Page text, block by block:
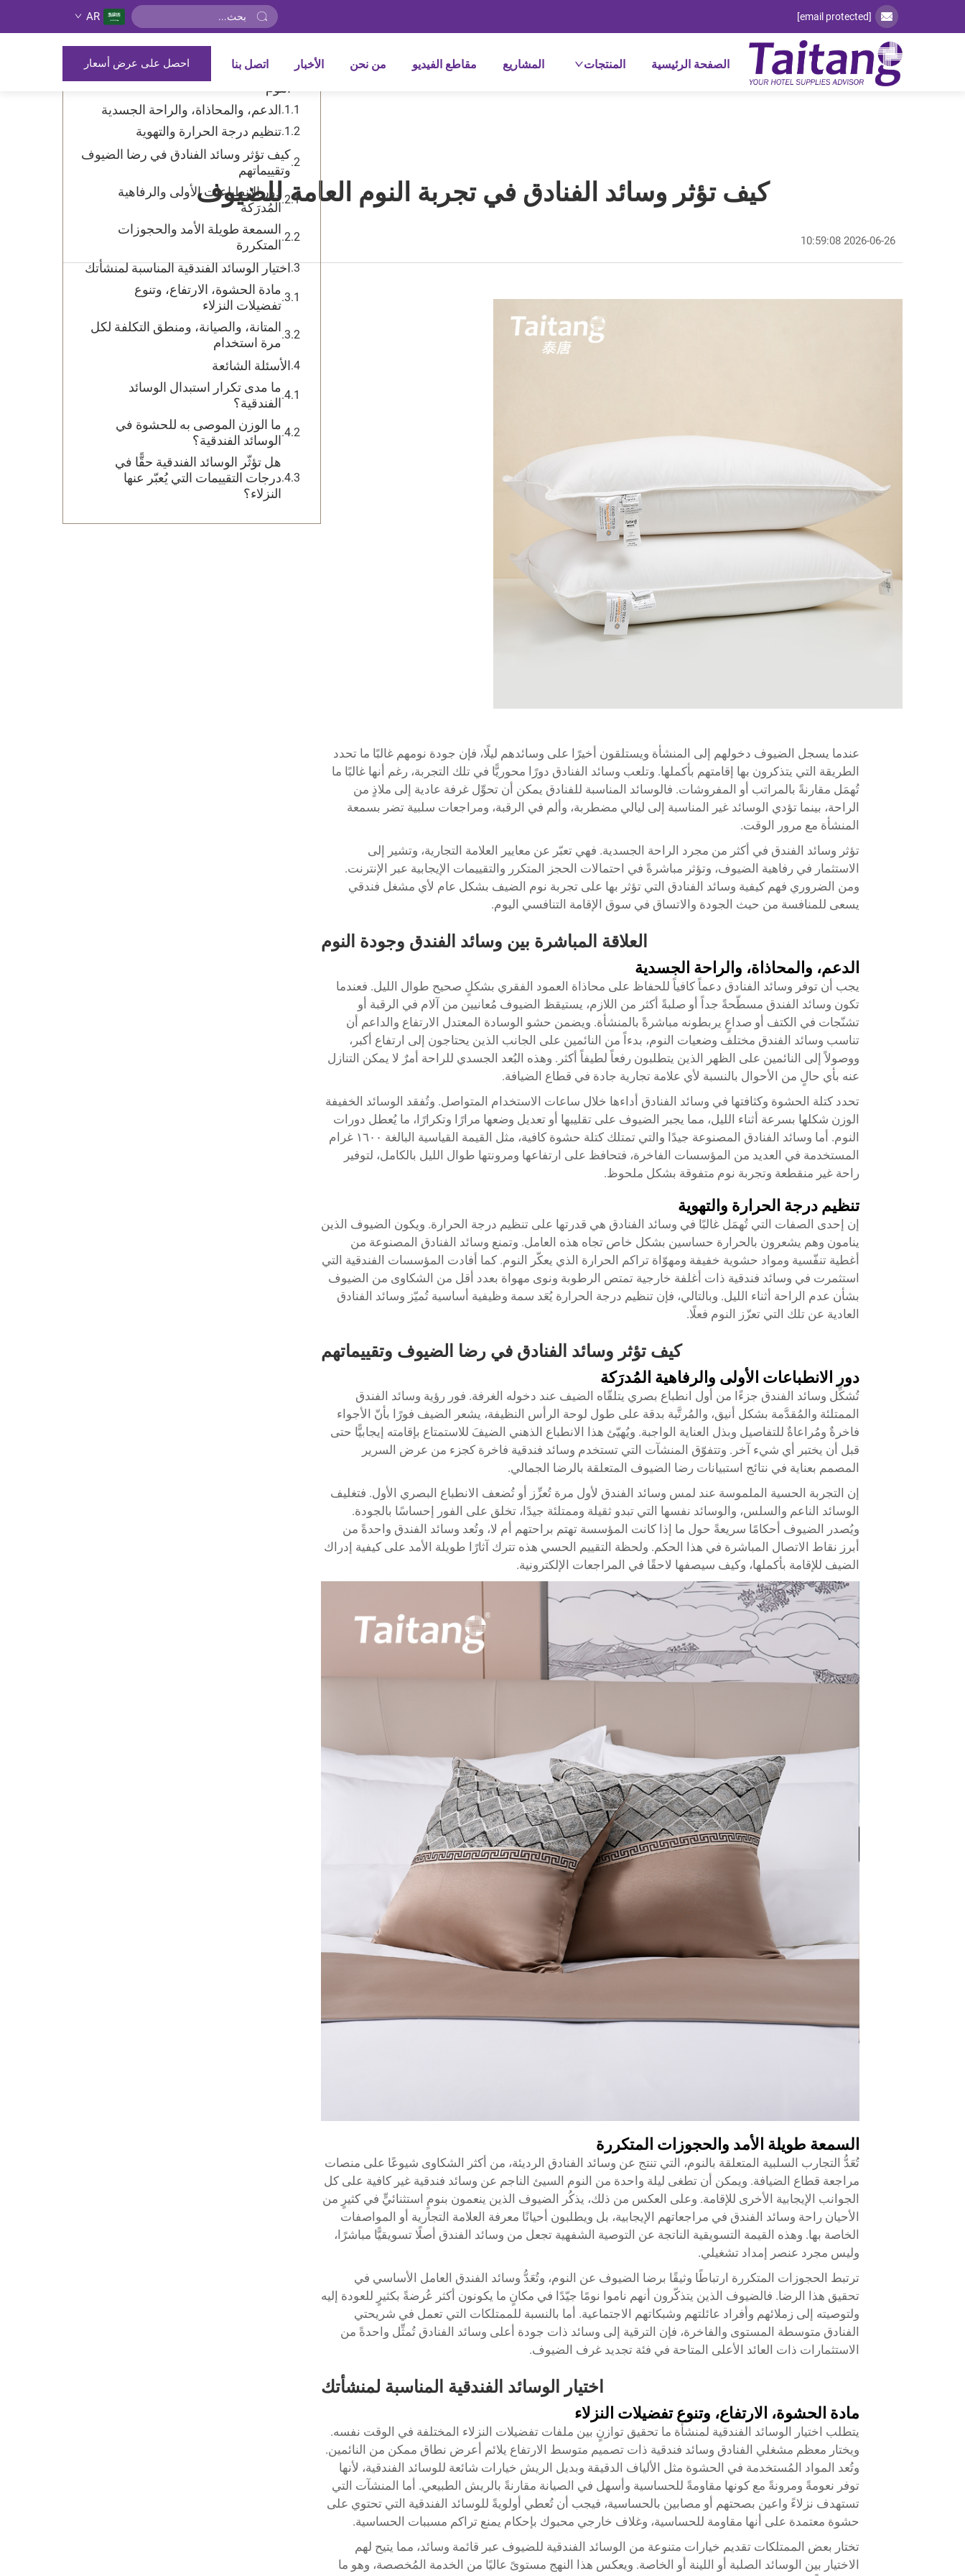
[email protected]
AR
الصفحة الرئيسية المنتجات المشاريع مقاطع الفيديو من نحن الأخبار اتصل بنا احصل على عرض أسعار
كيف تؤثر وسائد الفنادق في تجربة النوم العامة للضيوف
2026-06-26 10:59:08
عندما يسجل الضيوف دخولهم إلى المنشأة ويستلقون أخيرًا على وسائدهم ليلًا، فإن جودة نومهم غالبًا ما تحدد
الطريقة التي يتذكرون بها إقامتهم بأكملها. وتلعب وسائد الفنادق دورًا محوريًّا في تلك التجربة، رغم أنها غالبًا ما
تُهمَل مقارنةً بالمراتب أو المفروشات. فالوسائد المناسبة للفنادق يمكن أن تحوِّل غرفة عادية إلى ملاذٍ من
الراحة، بينما تؤدي الوسائد غير المناسبة إلى ليالي مضطربة، وألم في الرقبة، ومراجعات سلبية تضر بسمعة
المنشأة مع مرور الوقت.
تؤثر وسائد الفندق في أكثر من مجرد الراحة الجسدية. فهي تعبّر عن معايير العلامة التجارية، وتشير إلى
الاستثمار في رفاهية الضيوف، وتؤثر مباشرةً في احتمالات الحجز المتكرر والتقييمات الإيجابية عبر الإنترنت.
ومن الضروري فهم كيفية وسائد الفنادق التي تؤثر بها على تجربة نوم الضيف بشكل عام لأي مشغل فندقي
يسعى للمنافسة من حيث الجودة والاتساق في سوق الإقامة التنافسي اليوم.
العلاقة المباشرة بين وسائد الفندق وجودة النوم
الدعم، والمحاذاة، والراحة الجسدية
يجب أن توفر وسائد الفنادق دعماً كافياً للحفاظ على محاذاة العمود الفقري بشكلٍ صحيح طوال الليل. فعندما
تكون وسائد الفندق مسطّحةً جداً أو صلبةً أكثر من اللازم، يستيقظ الضيوف مُعانيين من آلام في الرقبة أو
تشنّجات في الكتف أو صداعٍ يربطونه مباشرةً بالمنشأة. ويضمن حشو الوسادة المعتدل الارتفاع والداعم أن
تناسب وسائد الفندق مختلف وضعيات النوم، بدءاً من النائمين على الجانب الذين يحتاجون إلى ارتفاع أكبر،
ووصولاً إلى النائمين على الظهر الذين يتطلبون رفعاً لطيفاً أكثر. وهذه البُعد الجسدي للراحة أمرٌ لا يمكن التنازل
عنه بأي حالٍ من الأحوال بالنسبة لأي علامة تجارية جادة في قطاع الضيافة.
تحدد كتلة الحشوة وكثافتها في وسائد الفنادق أداءها خلال ساعات الاستخدام المتواصل. وتُفقد الوسائد الخفيفة
الوزن شكلها بسرعة أثناء الليل، مما يجبر الضيوف على تقليبها أو تعديل وضعها مرارًا وتكرارًا، ما يُعطل دورات
النوم. أما وسائد الفنادق المصنوعة جيدًا والتي تمتلك كتلة حشوة كافية، مثل القيمة القياسية البالغة ١٦٠٠ غرام
المستخدمة في العديد من المؤسسات الفاخرة، فتحافظ على ارتفاعها ومرونتها طوال الليل بالكامل، لتوفير
راحة غير منقطعة وتجربة نوم متفوقة بشكل ملحوظ.
تنظيم درجة الحرارة والتهوية
إن إحدى الصفات التي تُهمَل غالبًا في وسائد الفنادق هي قدرتها على تنظيم درجة الحرارة. ويكون الضيوف الذين
ينامون وهم يشعرون بالحرارة حساسين بشكل خاص تجاه هذه العامل. وتمنع وسائد الفنادق المصنوعة من
أغطية تنفّسية ومواد حشوية خفيفة ومهوّاة تراكم الحرارة الذي يعكّر النوم. كما أفادت المؤسسات الفندقية التي
استثمرت في وسائد فندقية ذات أغلفة خارجية تمتص الرطوبة ونوى مهواة بعدد أقل من الشكاوى من الضيوف
بشأن عدم الراحة أثناء الليل. وبالتالي، فإن تنظيم درجة الحرارة يُعَد سمة وظيفية أساسية تُميّز وسائد الفنادق
العادية عن تلك التي تعزّز النوم فعلًا.
كيف تؤثر وسائد الفنادق في رضا الضيوف وتقييماتهم
دور الانطباعات الأولى والرفاهية المُدرَكة
تُشكِّل وسائد الفندق جزءًا من أول انطباع بصري يتلقّاه الضيف عند دخوله الغرفة. فور رؤية وسائد الفندق
الممتلئة والمُقدَّمة بشكل أنيق، والمُرتَّبة بدقة على طول لوحة الرأس النظيفة، يشعر الضيف فورًا بأنّ الأجواء
فاخرةٌ ومُراعاةٌ للتفاصيل وبذل العناية الواجبة. ويُهيّئ هذا الانطباع الذهني الضيفَ للاستمتاع بإقامته إيجابيًّا حتى
قبل أن يختبر أي شيء آخر. وتتفوّق المنشآت التي تستخدم وسائد فندقية فاخرة كجزء من عرض السرير
المصمم بعناية في نتائج استبيانات رضا الضيوف المتعلقة بالرضا الجمالي.
إن التجربة الحسية الملموسة عند لمس وسائد الفندق لأول مرة تُعزِّز أو تُضعف الانطباع البصري الأول. فتغليف
الوسائد الناعم والسلس، والوسائد نفسها التي تبدو ثقيلة وممتلئة جيدًا، تخلق على الفور إحساسًا بالجودة.
ويُصدر الضيوف أحكامًا سريعةً حول ما إذا كانت المؤسسة تهتم براحتهم أم لا، وتُعد وسائد الفندق واحدةً من
أبرز نقاط الاتصال المباشرة في هذا الحكم. ولحظة التقييم الحسي هذه تترك آثارًا طويلة الأمد على كيفية إدراك
الضيف للإقامة بأكملها، وكيف سيصفها لاحقًا في المراجعات الإلكترونية.
السمعة طويلة الأمد والحجوزات المتكررة
تُعَدُّ التجارب السلبية المتعلقة بالنوم، التي تنتج عن وسائد الفنادق الرديئة، من أكثر الشكاوى شيوعًا على منصات
مراجعة قطاع الضيافة. ويمكن أن تطغى ليلة واحدة من النوم السيئ الناجم عن وسائد فندقية غير كافية على كل
الجوانب الإيجابية الأخرى للإقامة. وعلى العكس من ذلك، يذكُر الضيوف الذين ينعمون بنومٍ استثنائيٍّ في كثيرٍ من
الأحيان راحة وسائد الفندق في مراجعاتهم الإيجابية، بل ويطلبون أحيانًا معرفة العلامة التجارية أو المواصفات
الخاصة بها. وهذه القيمة التسويقية الناتجة عن التوصية الشفهية تجعل من وسائد الفندق أصلًا تسويقيًّا مباشرًا،
وليس مجرد عنصر إمداد تشغيلي.
ترتبط الحجوزات المتكررة ارتباطًا وثيقًا برضا الضيوف عن النوم، وتُعَدُّ وسائد الفندق العامل الأساسي في
تحقيق هذا الرضا. فالضيوف الذين يتذكّرون أنهم ناموا نومًا جيّدًا في مكانٍ ما يكونون أكثر عُرضةً بكثيرٍ للعودة إليه
ولتوصيته إلى زملائهم وأفراد عائلتهم وشبكاتهم الاجتماعية. أما بالنسبة للممتلكات التي تعمل في شريحتي
الفنادق متوسطة المستوى والفاخرة، فإن الترقية إلى وسائد ذات جودة أعلى وسائد الفنادق تُمثِّل واحدةً من
الاستثمارات ذات العائد الأعلى المتاحة في فئة تجديد غرف الضيوف.
اختيار الوسائد الفندقية المناسبة لمنشأتك
مادة الحشوة، الارتفاع، وتنوع تفضيلات النزلاء
يتطلب اختيار الوسائد الفندقية لمنشأة ما تحقيق توازنٍ بين ملفات تفضيلات النزلاء المختلفة في الوقت نفسه.
ويختار معظم مشغلي الفنادق وسائد فندقية ذات تصميم متوسط الارتفاع يلائم أعرض نطاق ممكن من النائمين.
وتُعد المواد المُستخدمة في الحشوة مثل الألياف الدقيقة وبديل الريش خيارات شائعة للوسائد الفندقية، لأنها
توفر نعومةً ومرونةً مع كونها مقاومةً للحساسية وأسهل في الصيانة مقارنةً بالريش الطبيعي. أما المنشآت التي
تستهدف نزلاءً واعين بصحتهم أو مصابين بالحساسية، فيجب أن تُعطي أولويةً للوسائد الفندقية التي تحتوي على
حشوة معتمدة على أنها مقاومة للحساسية، وغلاف خارجي محبوك بإحكام يمنع تراكم مسببات الحساسية.
تختار بعض الممتلكات تقديم خيارات متنوعة من الوسائد الفندقية للضيوف عبر قائمة وسائد، مما يتيح لهم
الاختيار بين الوسائد الصلبة أو اللينة أو الخاصة. ويعكس هذا النهج مستوىً عاليًا من الخدمة المُخصصة، وهو ما
جدول المحتويات
العلاقة المباشرة بين وسائد الفندق وجودة
النوم
الدعم، والمحاذاة، والراحة الجسدية
تنظيم درجة الحرارة والتهوية
كيف تؤثر وسائد الفنادق في رضا الضيوف
وتقييماتهم
دور الانطباعات الأولى والرفاهية
المُدرَكة
السمعة طويلة الأمد والحجوزات
المتكررة
اختيار الوسائد الفندقية المناسبة لمنشأتك
مادة الحشوة، الارتفاع، وتنوع
تفضيلات النزلاء
المتانة، والصيانة، ومنطق التكلفة لكل
مرة استخدام
الأسئلة الشائعة
ما مدى تكرار استبدال الوسائد
الفندقية؟
ما الوزن الموصى به للحشوة في
الوسائد الفندقية؟
هل تؤثّر الوسائد الفندقية حقًّا في
درجات التقييمات التي يُعبّر عنها
النزلاء؟